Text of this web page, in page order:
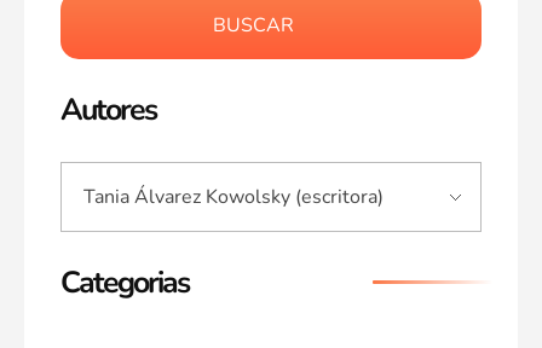
BUSCAR
Autores
Categorias